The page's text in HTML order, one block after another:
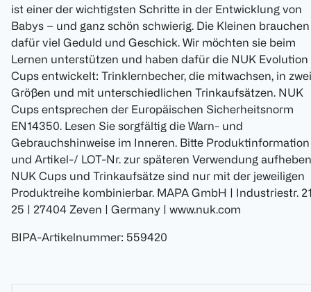
ist einer der wichtigsten Schritte in der Entwicklung von
Babys – und ganz schön schwierig. Die Kleinen brauchen
dafür viel Geduld und Geschick. Wir möchten sie beim
Lernen unterstützen und haben dafür die NUK Evolution
Cups entwickelt: Trinklernbecher, die mitwachsen, in zwei
Größen und mit unterschiedlichen Trinkaufsätzen. NUK
Cups entsprechen der Europäischen Sicherheitsnorm
EN14350. Lesen Sie sorgfältig die Warn- und
Gebrauchshinweise im Inneren. Bitte Produktinformation
und Artikel-/ LOT-Nr. zur späteren Verwendung
NUK Cups und Trinkaufsätze sind nur mit der jeweiligen
Produktreihe kombinierbar. MAPA GmbH | Industriestr.
25 | 27404 Zeven | Germany | www.nuk.com
BIPA-Artikelnummer: 559420